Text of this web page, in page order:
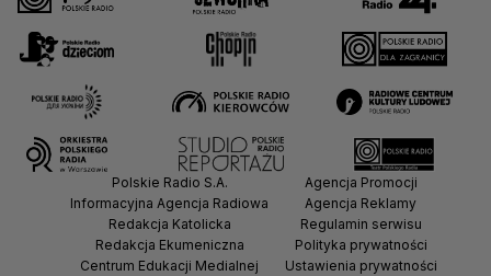
Polskie Radio S.A.
Informacyjna Agencja Radiowa
Redakcja Katolicka
Redakcja Ekumeniczna
Centrum Edukacji Medialnej
Agencja Promocji
Agencja Reklamy
Regulamin serwisu
Polityka prywatności
Ustawienia prywatności